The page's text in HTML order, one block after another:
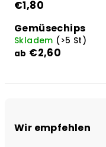
€1,80
Gemüsechips
Skladem (>5 St)
ab €2,60
Wir empfehlen